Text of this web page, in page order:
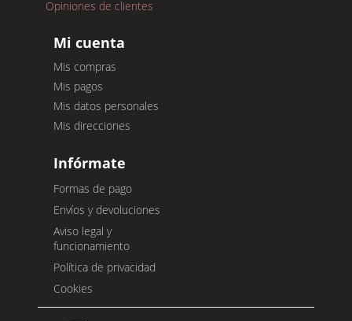
Opiniones de clientes
Mi cuenta
Mis compras
Mis pagos
Mis datos personales
Mis direcciones
Infórmate
Formas de pago
Envíos y devoluciones
Aviso legal y
funcionamiento
Política de privacidad
Cookies